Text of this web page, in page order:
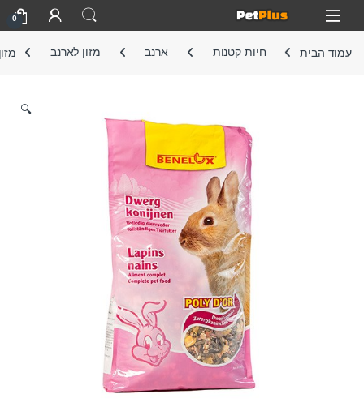
Skip to navigation
Skip to content
Open
0
עמוד הבית חיות קטנות ארנב מזון לארנב
🔍